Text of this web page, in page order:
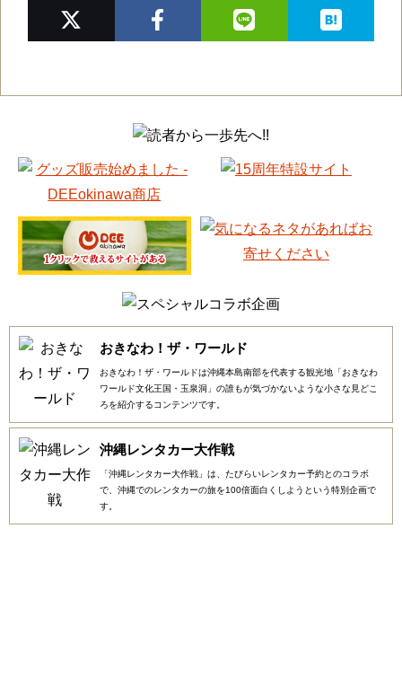
おきなわ！ザ・ワールド
おきなわ！ザ・ワールドは沖縄本島南部を代表する観光地「おきなわ
ワールド文化王国・玉泉洞」の誰もが気づかないような小さな見どこ
ろを紹介するコンテンツです。
沖縄レンタカー大作戦
「沖縄レンタカー大作戦」は、たびらいレンタカー予約とのコラボ
で、沖縄でのレンタカーの旅を100倍面白くしようという特別企画で
す。